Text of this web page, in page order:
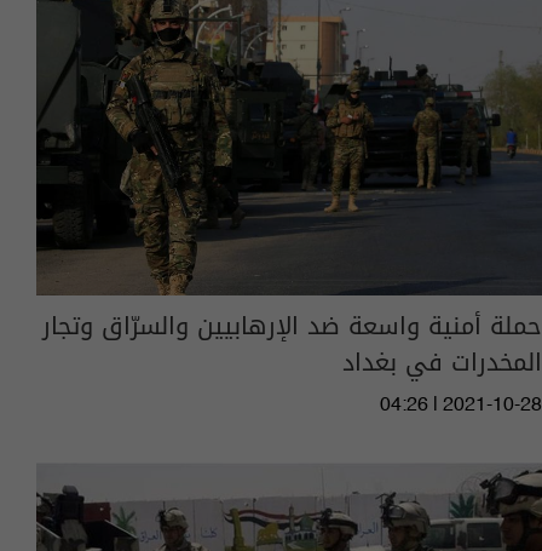
حملة أمنية واسعة ضد الإرهابيين والسرّاق وتجار
المخدرات في بغداد
04:26 | 2021-10-28